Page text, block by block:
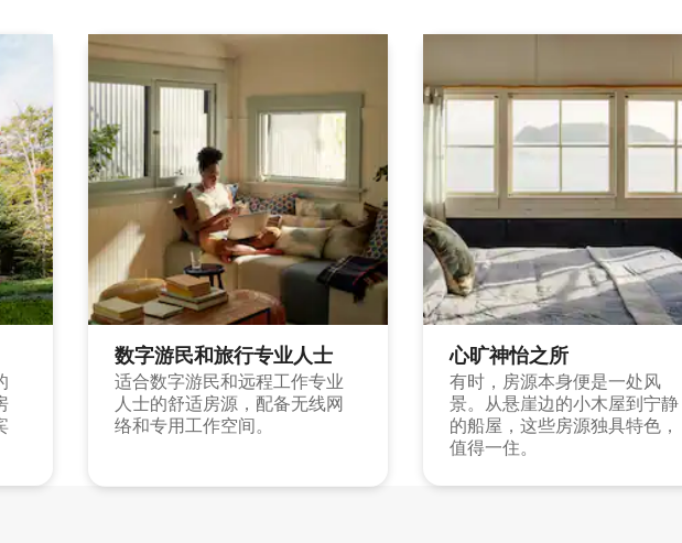
数字游民和旅行专业人士
适合数字游民和远程工作专业
人士的舒适房源，配备无线网
络和专用工作空间。
心旷神怡之所
有时，房源本身便是一处风
景。从悬崖边的小木屋到宁静
的船屋，这些房源独具特色，
值得一住。